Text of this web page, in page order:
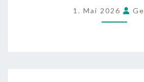
1. Mai 2026